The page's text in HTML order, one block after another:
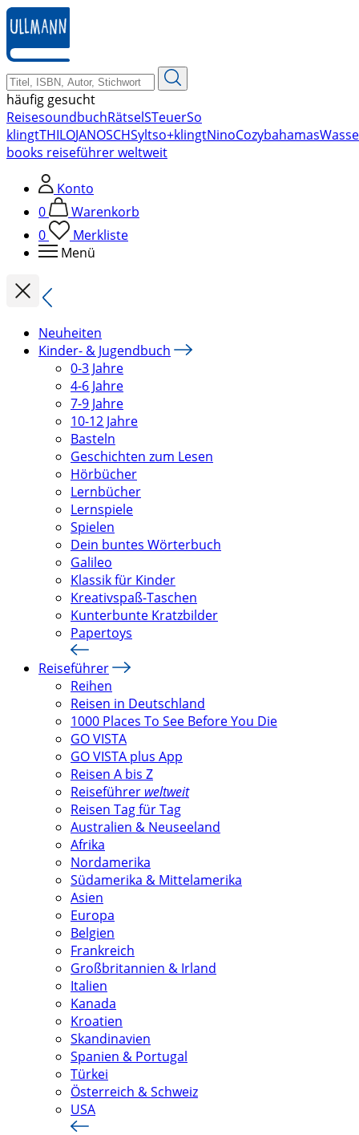
zum
Hauptinhalt
springen
häufig gesucht
ReisesoundbuchRätselSTeuerSo
klingtTHILOJANOSCHSyltso+klingtNinoCozybahamas
books reiseführer weltweit
Konto
0
Warenkorb
0
Merkliste
Menü
Neuheiten
Kinder- & Jugendbuch
0-3 Jahre
4-6 Jahre
7-9 Jahre
10-12 Jahre
Basteln
Geschichten zum Lesen
Hörbücher
Lernbücher
Lernspiele
Spielen
Dein buntes Wörterbuch
Galileo
Klassik für Kinder
Kreativspaß-Taschen
Kunterbunte Kratzbilder
Papertoys
Reiseführer
Reihen
Reisen in Deutschland
1000 Places To See Before You Die
GO VISTA
GO VISTA plus App
Reisen A bis Z
Reiseführer weltweit
Reisen Tag für Tag
Australien & Neuseeland
Afrika
Nordamerika
Südamerika & Mittelamerika
Asien
Europa
Belgien
Frankreich
Großbritannien & Irland
Italien
Kanada
Kroatien
Skandinavien
Spanien & Portugal
Türkei
Österreich & Schweiz
USA